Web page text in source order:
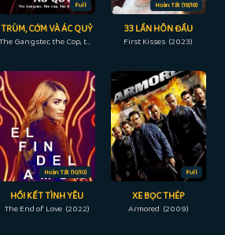
Full
TRÙM, CỚM VÀ ÁC QUỶ
The Gangster, the Cop, the Devil (2019)
Hoàn Tất (18/18)
33 LẦN HÔN ĐẦU
First Kisses (2023)
Hoàn Tất (10/10)
HỒI KẾT TÌNH YÊU
The End of Love (2022)
Full
XE BỌC THÉP
Armored (2009)